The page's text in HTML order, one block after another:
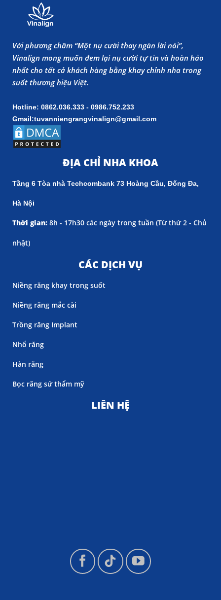
Với phương châm “Một nụ cười thay ngàn lời nói”,
Vinalign mong muốn đem lại nụ cười tự tin và hoàn hảo
nhất cho tất cả khách hàng bằng khay chỉnh nha trong
suốt thương hiệu Việt.
Hotline: 0862.036.333 - 0986.752.233
Gmail:tuvanniengrangvinalign@gmail.com
ĐỊA CHỈ NHA KHOA
Tầng 6 Tòa nhà Techcombank 73 Hoàng Cầu, Đống Đa,
Hà Nội
Thời gian: 8h - 17h30 các ngày trong tuần (Từ thứ 2 - Chủ
nhật)
CÁC DỊCH VỤ
Niềng răng khay trong suốt
Niềng răng mắc cài
Trồng răng Implant
Nhổ răng
Hàn răng
Bọc răng sứ thẩm mỹ
LIÊN HỆ